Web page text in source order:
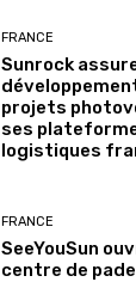
FRANCE
Sunrock
projets
ses
logistiques
FRANCE
SeeYouSun
centre de